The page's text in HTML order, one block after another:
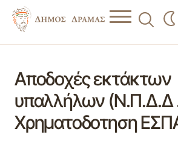
Αποδοχές εκτάκτων
υπαλλήλων (Ν.Π.Δ.Δ
Χρηματοδοτηση